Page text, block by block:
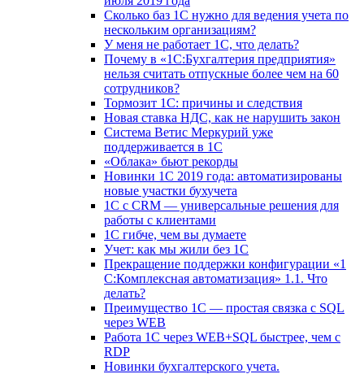
Сколько баз 1C нужно для ведения учета по
нескольким организациям?
У меня не работает 1С, что делать?
Почему в «1С:Бухгалтерия предприятия»
нельзя считать отпускные более чем на 60
сотрудников?
Тормозит 1C: причины и следствия
Новая ставка НДС, как не нарушить закон
Система Ветис Меркурий уже
поддерживается в 1С
«Облака» бьют рекорды
Новинки 1С 2019 года: автоматизированы
новые участки бухучета
1С с CRM — универсальные решения для
работы с клиентами
1С гибче, чем вы думаете
Учет: как мы жили без 1С
Прекращение поддержки конфигурации «1
С:Комплексная автоматизация» 1.1. Что
делать?
Преимущество 1С — простая связка с SQL
через WEB
Работа 1С через WEB+SQL быстрее, чем с
RDP
Новинки бухгалтерского учета.